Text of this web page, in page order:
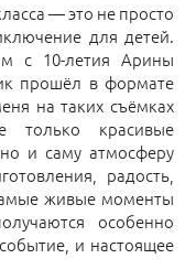
— это не просто
для детей.
с 10-летия Арины
прошёл в формате
на таких съёмках
только красивые
и саму атмосферу
радость,
живые моменты
особенно
и настоящее